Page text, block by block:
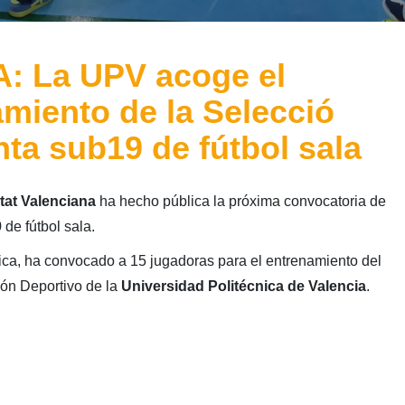
La UPV acoge el
de la Selecció
sub19 de fútbol sala
Valencianaha hecho pública la próxima convocatoria de
de fútbol sala.
ha convocado a 15 jugadoras para el entrenamiento del
Deportivo de la Universidad Politécnica de Valencia.